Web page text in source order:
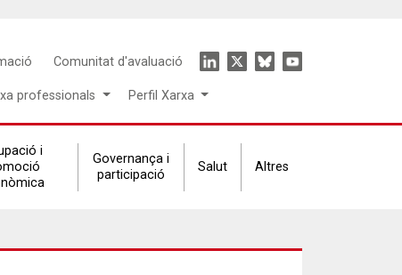
Comunitat d'avaluació
Icon
menu
professionals Perfil Xarxa
i
Governança i
participació
Salut Altres